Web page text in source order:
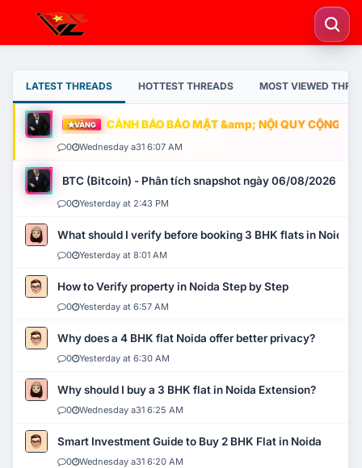
LATEST THREADS HOTTEST THREADS MOST VIEWED
VÀNG CẢNH BÁO BẢO MẬT &amp; NỘI QUY CỘNG
0 Wednesday a31 6:07 AM
BTC (Bitcoin) - Phân tích snapshot ngày 06/08/2026
0 Yesterday at 2:43 PM
What should I verify before booking 3 BHK flats in Noida?
0 Yesterday at 8:01 AM
How to Verify property in Noida Step by Step
0 Yesterday at 6:57 AM
Why does a 4 BHK flat Noida offer better privacy?
0 Yesterday at 6:30 AM
Why should I buy a 3 BHK flat in Noida Extension?
0 Wednesday a31 6:25 AM
Smart Investment Guide to Buy 2 BHK Flat in Noida
0 Wednesday a31 6:20 AM